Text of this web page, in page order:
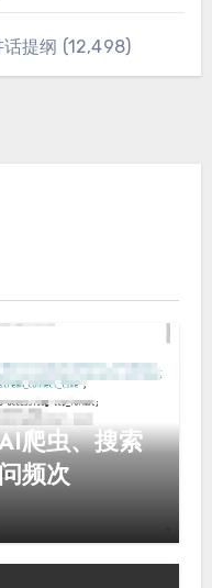
提纲 (12,498)
爬虫、搜索
频次